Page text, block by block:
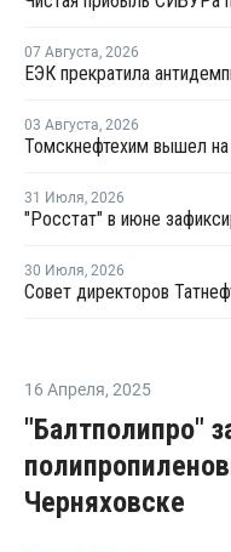
07 Августа, 2026
03 Августа, 2026
31 Июля, 2026
30 Июля, 2026
16 Апреля, 2025
"Балтполипро"
Черняховске